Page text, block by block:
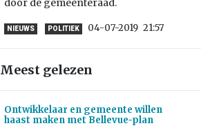
door de gemeenteraad.
NIEUWS POLITIEK 04-07-2019 21:57
Meest gelezen
Ontwikkelaar en gemeente willen
haast maken met Bellevue-plan